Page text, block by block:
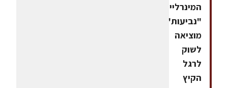
המינרליים
"נביעות"
מוציאה
לשוק
לרגל
הקיץ